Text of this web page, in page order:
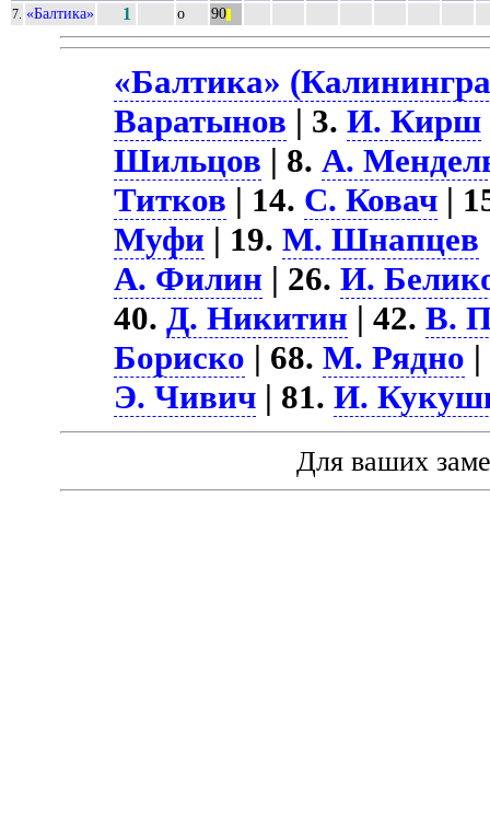
7. «Балтика» 1 о 90
«Балтика»
Варатынов | 3.И. Кирш
Шильцов | 8.А.
Титков | 14. С. Ковач |
Муфи | 19.М. Шнапцев
А. Филин | 26.И.
40.Д. Никитин | 42.В.
Бориско | 68.М. Рядно
Э. Чивич | 81.И.
Для ваших